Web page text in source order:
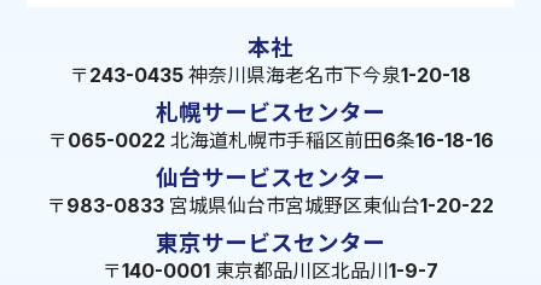
本社
〒243-0435 神奈川県海老名市下今泉1-20-18
札幌サービスセンター
〒065-0022 北海道札幌市手稲区前田6条16-18-16
仙台サービスセンター
〒983-0833 宮城県仙台市宮城野区東仙台1-20-22
東京サービスセンター
〒140-0001 東京都品川区北品川1-9-7